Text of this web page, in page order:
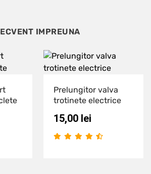
IMPREUNA
Prelungitor valva
trotinete electrice
15,00 lei